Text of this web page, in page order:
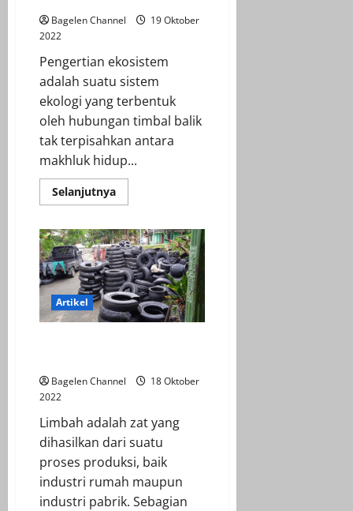
Bagelen Channel
19 Oktober
2022
Pengertian ekosistem
adalah suatu sistem
ekologi yang terbentuk
oleh hubungan timbal balik
tak terpisahkan antara
makhluk hidup...
SelanjutnyaRead
more
Lebih
Dekat
Ekosistem
Tambak
Udang
Artikel
Bagelen Channel
18 Oktober
2022
Limbah adalah zat yang
dihasilkan dari suatu
proses produksi, baik
industri rumah maupun
industri pabrik. Sebagian